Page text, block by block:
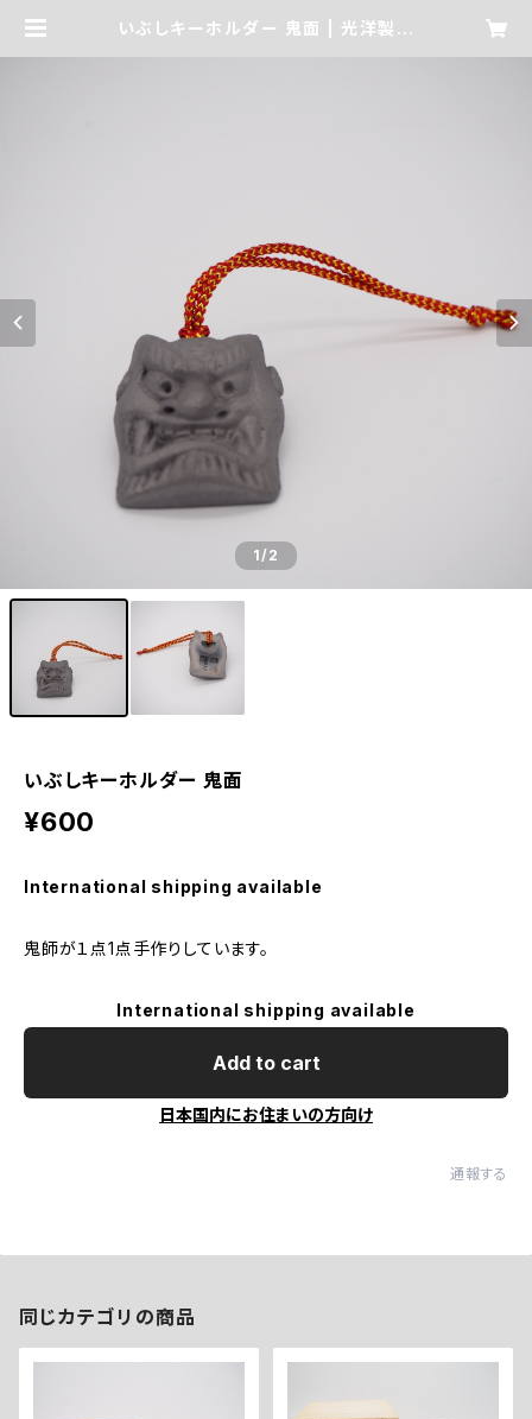
いぶしキーホルダー 鬼面 | 光洋製瓦
1/2
いぶしキーホルダー 鬼面
¥600
International shipping available
鬼師が１点1点手作りしています。
International shipping available
Add to cart
日本国内にお住まいの方向け
通報する
同じカテゴリの商品